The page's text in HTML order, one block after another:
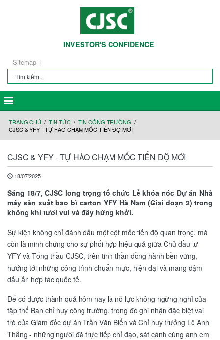
INVESTOR'S CONFIDENCE
Sitemap
TRANG CHỦ TIN TỨC
TIN CÔNG TRƯỜNG
CJSC & YFY - TỰ HÀO CHẠM MỐC TIẾN ĐỘ MỚI
CJSC & YFY - TỰ HÀO CHẠM MỐC TIẾN ĐỘ MỚI
18/07/2025
Sáng 18/7, CJSC long trọng tổ chức Lễ khóa nóc Dự án Nhà
máy sản xuất bao bì carton YFY Hà Nam (Giai đoạn 2) trong
không khí tươi vui và đầy hứng khởi.
Sự kiện không chỉ đánh dấu một cột mốc tiến độ quan trọng, mà
còn là minh chứng cho sự phối hợp hiệu quả giữa Chủ đầu tư
YFY và Tổng thầu CJSC, trên tinh thần đồng hành bền vững,
hướng tới những công trình chuẩn mực, hiện đại và mang đậm
dấu ấn hợp tác quốc tế.
Để có được thành quả hôm nay là nỗ lực không ngừng nghỉ của
tập thể Ban chỉ huy công trường, trong đó ghi nhận đặc biệt vai
trò của Giám đốc dự án Trần Văn Biển và Chỉ huy trưởng Lê Anh
Thắng - những người đã trực tiếp chỉ đạo, sát cánh cùng anh em